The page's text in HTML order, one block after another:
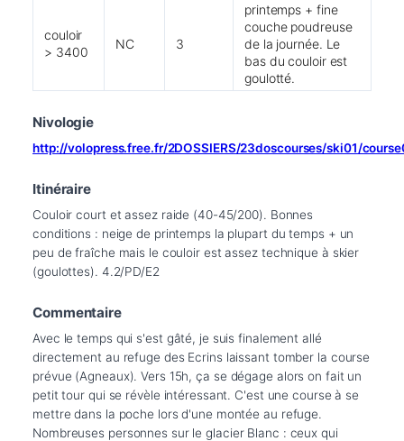
couloir
> 3400
NC 3
printemps + fine
couche poudreuse
de la journée. Le
bas du couloir est
goulotté.
Nivologie
http://volopress.free.fr/2DOSSIERS/23doscourses/ski01/
Itinéraire
Couloir court et assez raide (40-45/200). Bonnes
conditions : neige de printemps la plupart du temps + un
peu de fraîche mais le couloir est assez technique à skier
(goulottes). 4.2/PD/E2
Commentaire
Avec le temps qui s'est gâté, je suis finalement allé
directement au refuge des Ecrins laissant tomber la course
prévue (Agneaux). Vers 15h, ça se dégage alors on fait un
petit tour qui se révèle intéressant. C'est une course à se
mettre dans la poche lors d'une montée au refuge.
Nombreuses personnes sur le glacier Blanc : ceux qui